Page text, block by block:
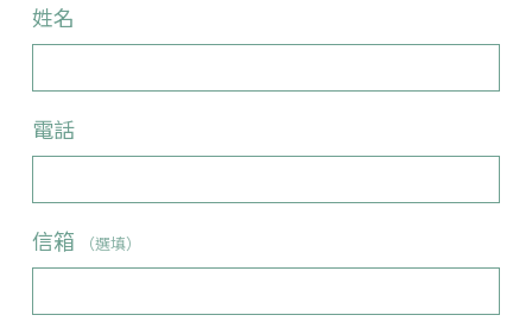
姓名
電話
信箱 （選填）